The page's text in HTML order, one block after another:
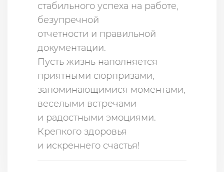
стабильного успеха на работе,
безупречной
отчетности и правильной
документации.
Пусть жизнь наполняется
приятными сюрпризами,
запоминающимися моментами,
веселыми встречами
и радостными эмоциями.
Крепкого здоровья
и искреннего счастья!